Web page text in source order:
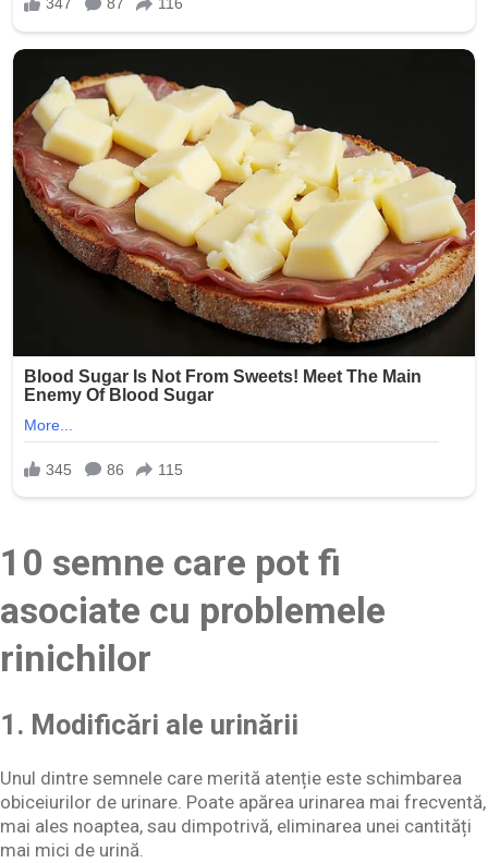
10 semne care pot fi
asociate cu problemele
rinichilor
1. Modificări ale urinării
Unul dintre semnele care merită atenție este schimbarea
obiceiurilor de urinare. Poate apărea urinarea mai frecventă,
mai ales noaptea, sau dimpotrivă, eliminarea unei cantități
mai mici de urină.